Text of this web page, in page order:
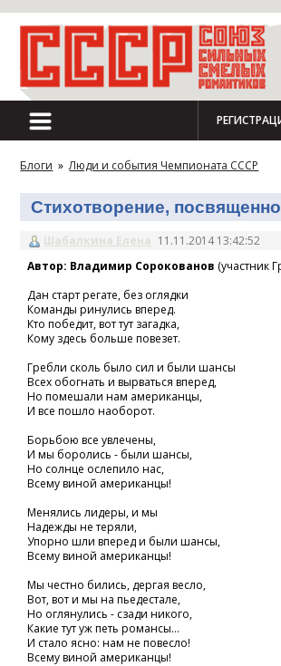
Блоги » Люди и события Чемпионата СССР
Стихотворение,
Шабалкина Елена 11.11.2014 13:42:52
Автор: Владимир Сорокованов (участник
Дан старт регате, без оглядки
Команды ринулись вперед.
Кто победит, вот тут загадка,
Кому здесь больше повезет.
Гребли сколь было сил и были шансы
Всех обогнать и вырваться вперед,
Но помешали нам американцы,
И все пошло наоборот.
Борьбою все увлечены,
И мы боролись - были шансы,
Но солнце ослепило нас,
Всему виной американцы!
Менялись лидеры, и мы
Надежды не теряли,
Упорно шли вперед и были шансы,
Всему виной американцы!
Мы честно бились, дергая весло,
Вот, вот и мы на пьедестале,
Но оглянулись - сзади никого,
Какие тут уж петь романсы...
И стало ясно: нам не повесло!
Всему виной американцы!